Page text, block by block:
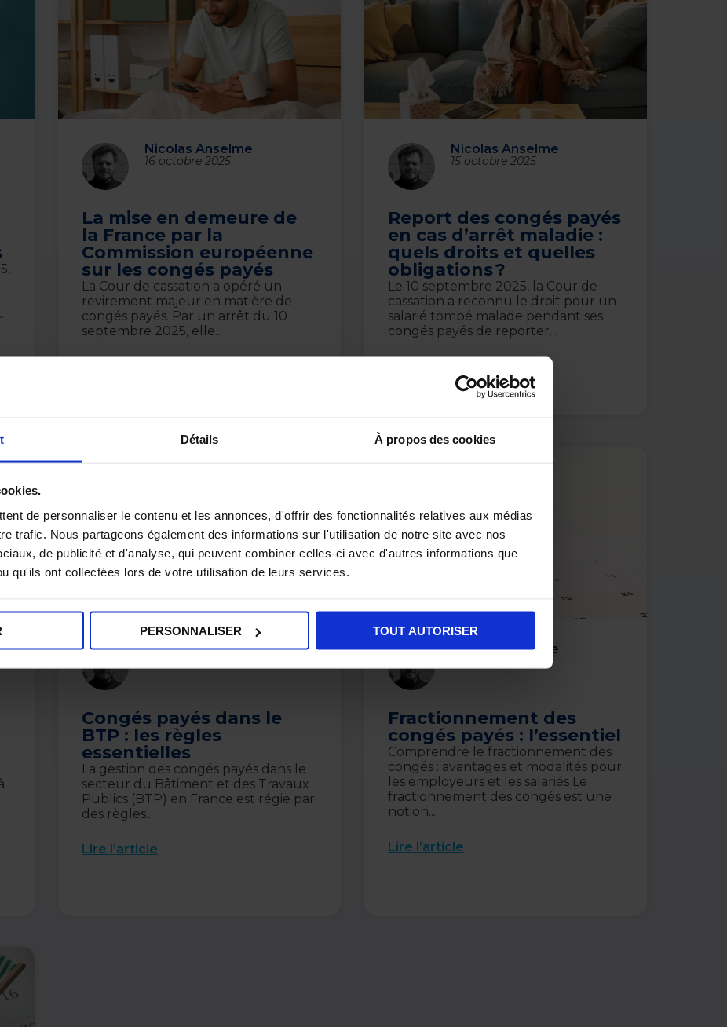
Détails À propos des cookies
de personnaliser le contenu et les annonces, d'offrir des fonctionnalités relatives aux médias
trafic. Nous partageons également des informations sur l'utilisation de notre site avec nos
de publicité et d'analyse, qui peuvent combiner celles-ci avec d'autres informations que
qu'ils ont collectées lors de votre utilisation de leurs services.
PERSONNALISER TOUT AUTORISER
Nicolas Anselme
16 octobre 2025
La mise en demeure de
la France par la
Commission européenne​
sur les congés payés
La Cour de cassation a opéré un
revirement majeur en matière de
congés payés. Par un arrêt du 10
septembre 2025, elle...
Nicolas Anselme
15 octobre 2025
Report des congés payés
en cas d’arrêt maladie :
quels droits et quelles
obligations ?
Le 10 septembre 2025, la Cour de
cassation a reconnu le droit pour un
salarié tombé malade pendant ses
congés payés de reporter...
Nicolas Anselme
Congés payés dans le
BTP : les règles
essentielles
La gestion des congés payés dans le
secteur du Bâtiment et des Travaux
Publics (BTP) en France est régie par
des règles...
Lire l’article
Nicolas Anselme
Fractionnement des
congés payés : l’essentiel
Comprendre le fractionnement des
congés : avantages et modalités pour
les employeurs et les salariés Le
fractionnement des congés est une
notion...
Lire l’article